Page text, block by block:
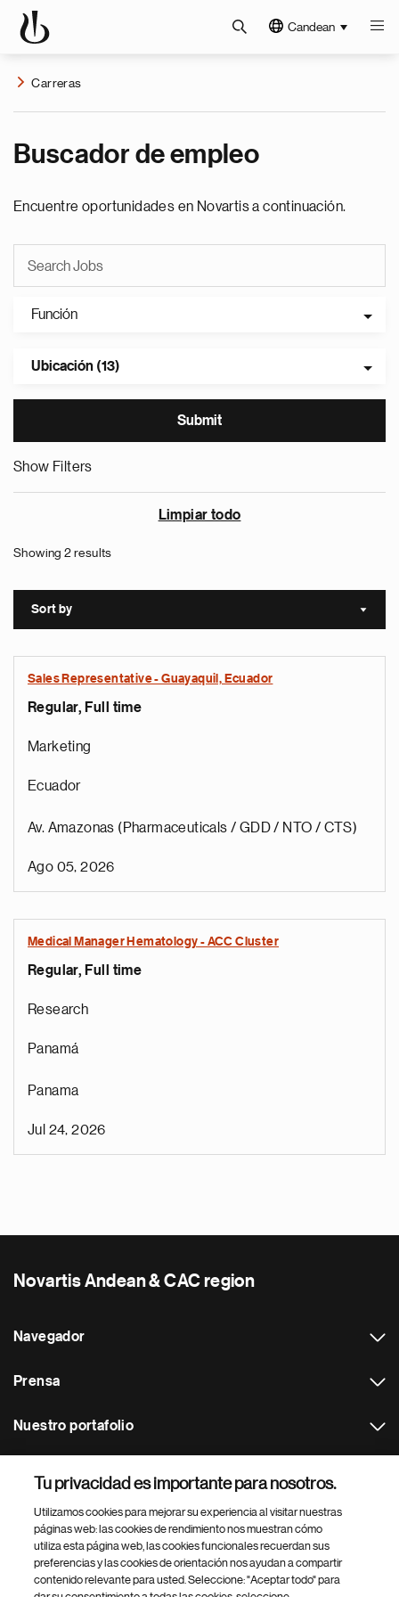
Candean
Carreras
Buscador de empleo
Encuentre oportunidades en Novartis a continuación.
Función
Ubicación (13)
Show Filters
Limpiar todo
Showing 2 results
Sort by Sort
Sales Representative - Guayaquil, Ecuador
Regular, Full time
Marketing
Ecuador
Av. Amazonas (Pharmaceuticals / GDD / NTO / CTS)
Ago 05, 2026
Medical Manager Hematology - ACC Cluster
Regular, Full time
Research
Panamá
Panama
Jul 24, 2026
Novartis Andean & CAC region
Navegador
Prensa
Nuestro portafolio
Footer Site Search
Tu privacidad es importante para nosotros.
Utilizamos cookies para mejorar su experiencia al visitar nuestras
páginas web: las cookies de rendimiento nos muestran cómo
utiliza esta página web, las cookies funcionales recuerdan sus
preferencias y las cookies de orientación nos ayudan a compartir
contenido relevante para usted. Seleccione: "Aceptar todo" para